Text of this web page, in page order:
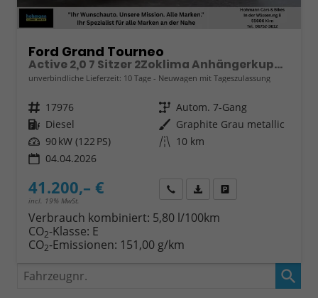
Ford Grand Tourneo
Active 2,0 7 Sitzer 2Zoklima Anhängerkupplung Panoramadach AGR Sitze Sitzheizung Einparkhilfe Kamera 17 Zoll Leichtmetall ACC
unverbindliche Lieferzeit: 10 Tage Neuwagen mit Tageszulassung
Fahrzeugnr. 17976 Getriebe Autom. 7-Gang
Kraftstoff Diesel Außenfarbe Graphite Grau metallic
Leistung 90 kW (122 PS) Kilometerstand 10 km
04.04.2026
41.200,– €
incl. 19% MwSt.
Wir rufen Sie anFahrzeugexposé (PDF)
Verbrauch kombiniert: 5,80 l/100km
CO2-Klasse: E
CO2-Emissionen: 151,00 g/km
Fahrzeugnr.